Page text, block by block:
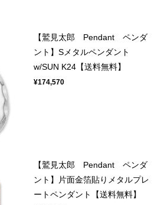
【鷲見太郎 Pendant ペンダ
ント】Sメタルペンダント
w/SUN K24【送料無料】
¥174,570
【鷲見太郎 Pendant ペンダ
ント】片面金箔貼りメタルプレ
ートペンダント【送料無料】